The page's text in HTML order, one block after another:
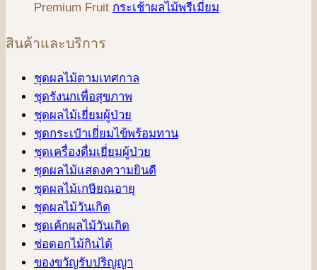
Premium Fruit กระเช้าผลไม้พรีเมี่ยม
สินค้าและบริการ
ชุดผลไม้ตามเทศกาล
ชุดรังนกเพื่อสุขภาพ
ชุดผลไม้เยี่ยมผู้ป่วย
ชุดกระเป๋าเยี่ยมไข้พร้อมทาน
ชุดเครื่องดื่มเยี่ยมผู้ป่วย
ชุดผลไม้แสดงความยินดี
ชุดผลไม้เกษียณอายุ
ชุดผลไม้วันเกิด
ชุดเค้กผลไม้วันเกิด
ช่อดอกไม้กินได้
ของขวัญรับปริญญา